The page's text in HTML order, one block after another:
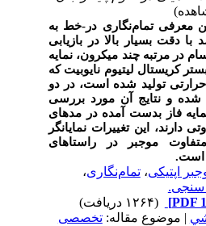
تمام‌نگاری در-خط به
دقت بسیار بالا در بازیابی
در مرتبه چند میکرون، نمایه
کریستال لیتیوم نایوبیت که
تولید شده است، در دو
و نتایج آن مورد بررسی
فاز بدست آمده در مدهای
دارند، این تغییرات نمایانگر
موجبر در راستاهای
اپتیکی،تمام‌نگاری،
| موضوع مقاله:تخصصی